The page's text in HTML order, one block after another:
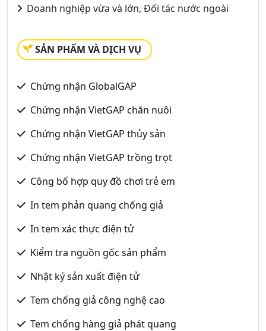
Doanh nghiệp vừa và lớn, Đối tác nước ngoài
SẢN PHẨM VÀ DỊCH VỤ
Chứng nhận GlobalGAP
Chứng nhận VietGAP chăn nuôi
Chứng nhận VietGAP thủy sản
Chứng nhận VietGAP trồng trọt
Công bố hợp quy đồ chơi trẻ em
In tem phản quang chống giả
In tem xác thực điện tử
Kiểm tra nguồn gốc sản phẩm
Nhật ký sản xuất điện tử
Tem chống giả công nghệ cao
Tem chống hàng giả phát quang